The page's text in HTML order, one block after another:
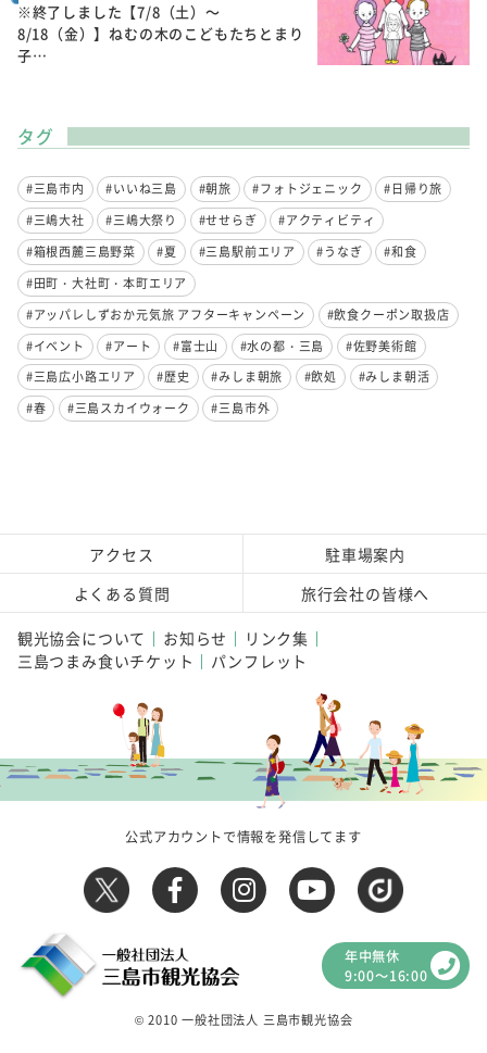
※終了しました【7/8（土）～
8/18（金）】ねむの木のこどもたちとまり
子…
タグ
#三島市内 #いいね三島 #朝旅 #フォトジェニック
#日帰り旅
#三嶋大社
#三嶋大祭り #せせらぎ
#アクティビティ
#箱根西麓三島野菜
#夏 #三島駅前エリア #うなぎ
#和食
#田町・大社町・本町エリア
#アッパレしずおか元気旅 アフターキャンペーン
#飲食クーポン取扱店
#イベント
#アート #富士山 #水の都・三島
#佐野美術館
#三島広小路エリア
#歴史 #みしま朝旅 #飲処
#みしま朝活
#春
#三島スカイウォーク #三島市外
アクセス
駐車場案内
よくある質問
旅行会社の皆様へ
観光協会について お知らせ
リンク集
三島つまみ食いチケット
パンフレット
公式アカウントで情報を発信してます
年中無休
9:00～16:00
© 2010 一般社団法人 三島市観光協会